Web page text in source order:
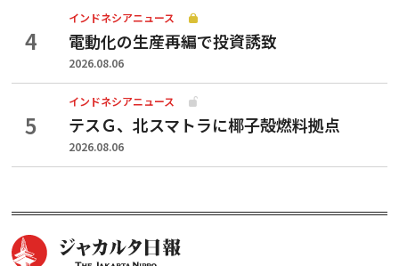
インドネシアニュース
電動化の生産再編で投資誘致
2026.08.06
インドネシアニュース
テスＧ、北スマトラに椰子殻燃料拠点
2026.08.06